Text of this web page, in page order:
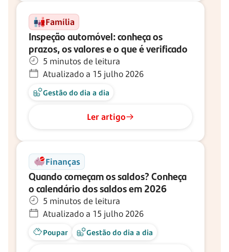
Família
Inspeção automóvel: conheça os
prazos, os valores e o que é verificado
5 minutos de leitura
Atualizado a 15 julho 2026
Gestão do dia a dia
Ler artigo
Finanças
Quando começam os saldos? Conheça
o calendário dos saldos em 2026
5 minutos de leitura
Atualizado a 15 julho 2026
Poupar Gestão do dia a dia